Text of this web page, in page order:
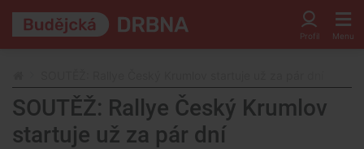
SOUTĚŽ: Rallye Český Krumlov
startuje už za pár dní